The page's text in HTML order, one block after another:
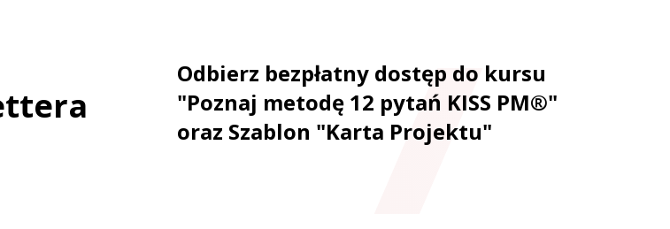
Odbierz bezpłatny dostęp do kursu
"Poznaj metodę 12 pytań KISS PM®"
oraz Szablon "Karta Projektu"